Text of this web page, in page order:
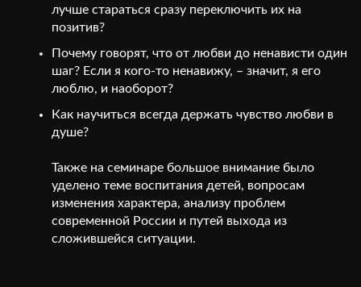
лучше стараться сразу переключить их на
позитив?
Почему говорят, что от любви до ненависти один
шаг? Если я кого-то ненавижу, – значит, я его
люблю, и наоборот?
Как научиться всегда держать чувство любви в
душе?
Также на семинаре большое внимание было
уделено теме воспитания детей, вопросам
изменения характера, анализу проблем
современной России и путей выхода из
сложившейся ситуации.